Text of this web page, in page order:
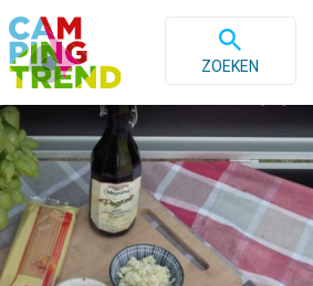
ZOEKEN